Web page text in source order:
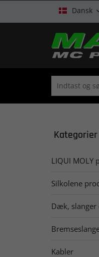
Dansk
Kategorier
LIQUI MOLY
Silkolene
Dæk,
Kabler